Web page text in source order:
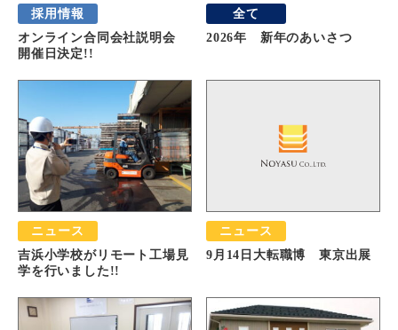
採用情報
オンライン合同会社説明会
開催日決定!!
全て
2026年 新年のあいさつ
ニュース
吉浜小学校がリモート工場見
学を行いました!!
ニュース
9月14日大転職博 東京出展